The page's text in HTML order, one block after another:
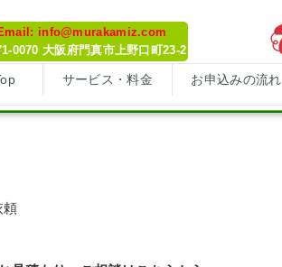
info@murakamiz.com
0070 大阪府門真市上野口町23-2
サービス・料金 お申込みの流れ
頼